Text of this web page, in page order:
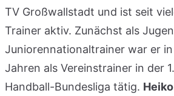
TV Großwallstadt und ist seit
Trainer aktiv. Zunächst als
Juniorennationaltrainer war er
Jahren als Vereinstrainer in der
Handball-Bundesliga tätig.